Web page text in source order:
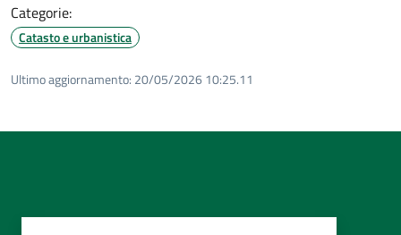
Categorie:
Catasto e urbanistica
Ultimo aggiornamento: 20/05/2026 10:25.11